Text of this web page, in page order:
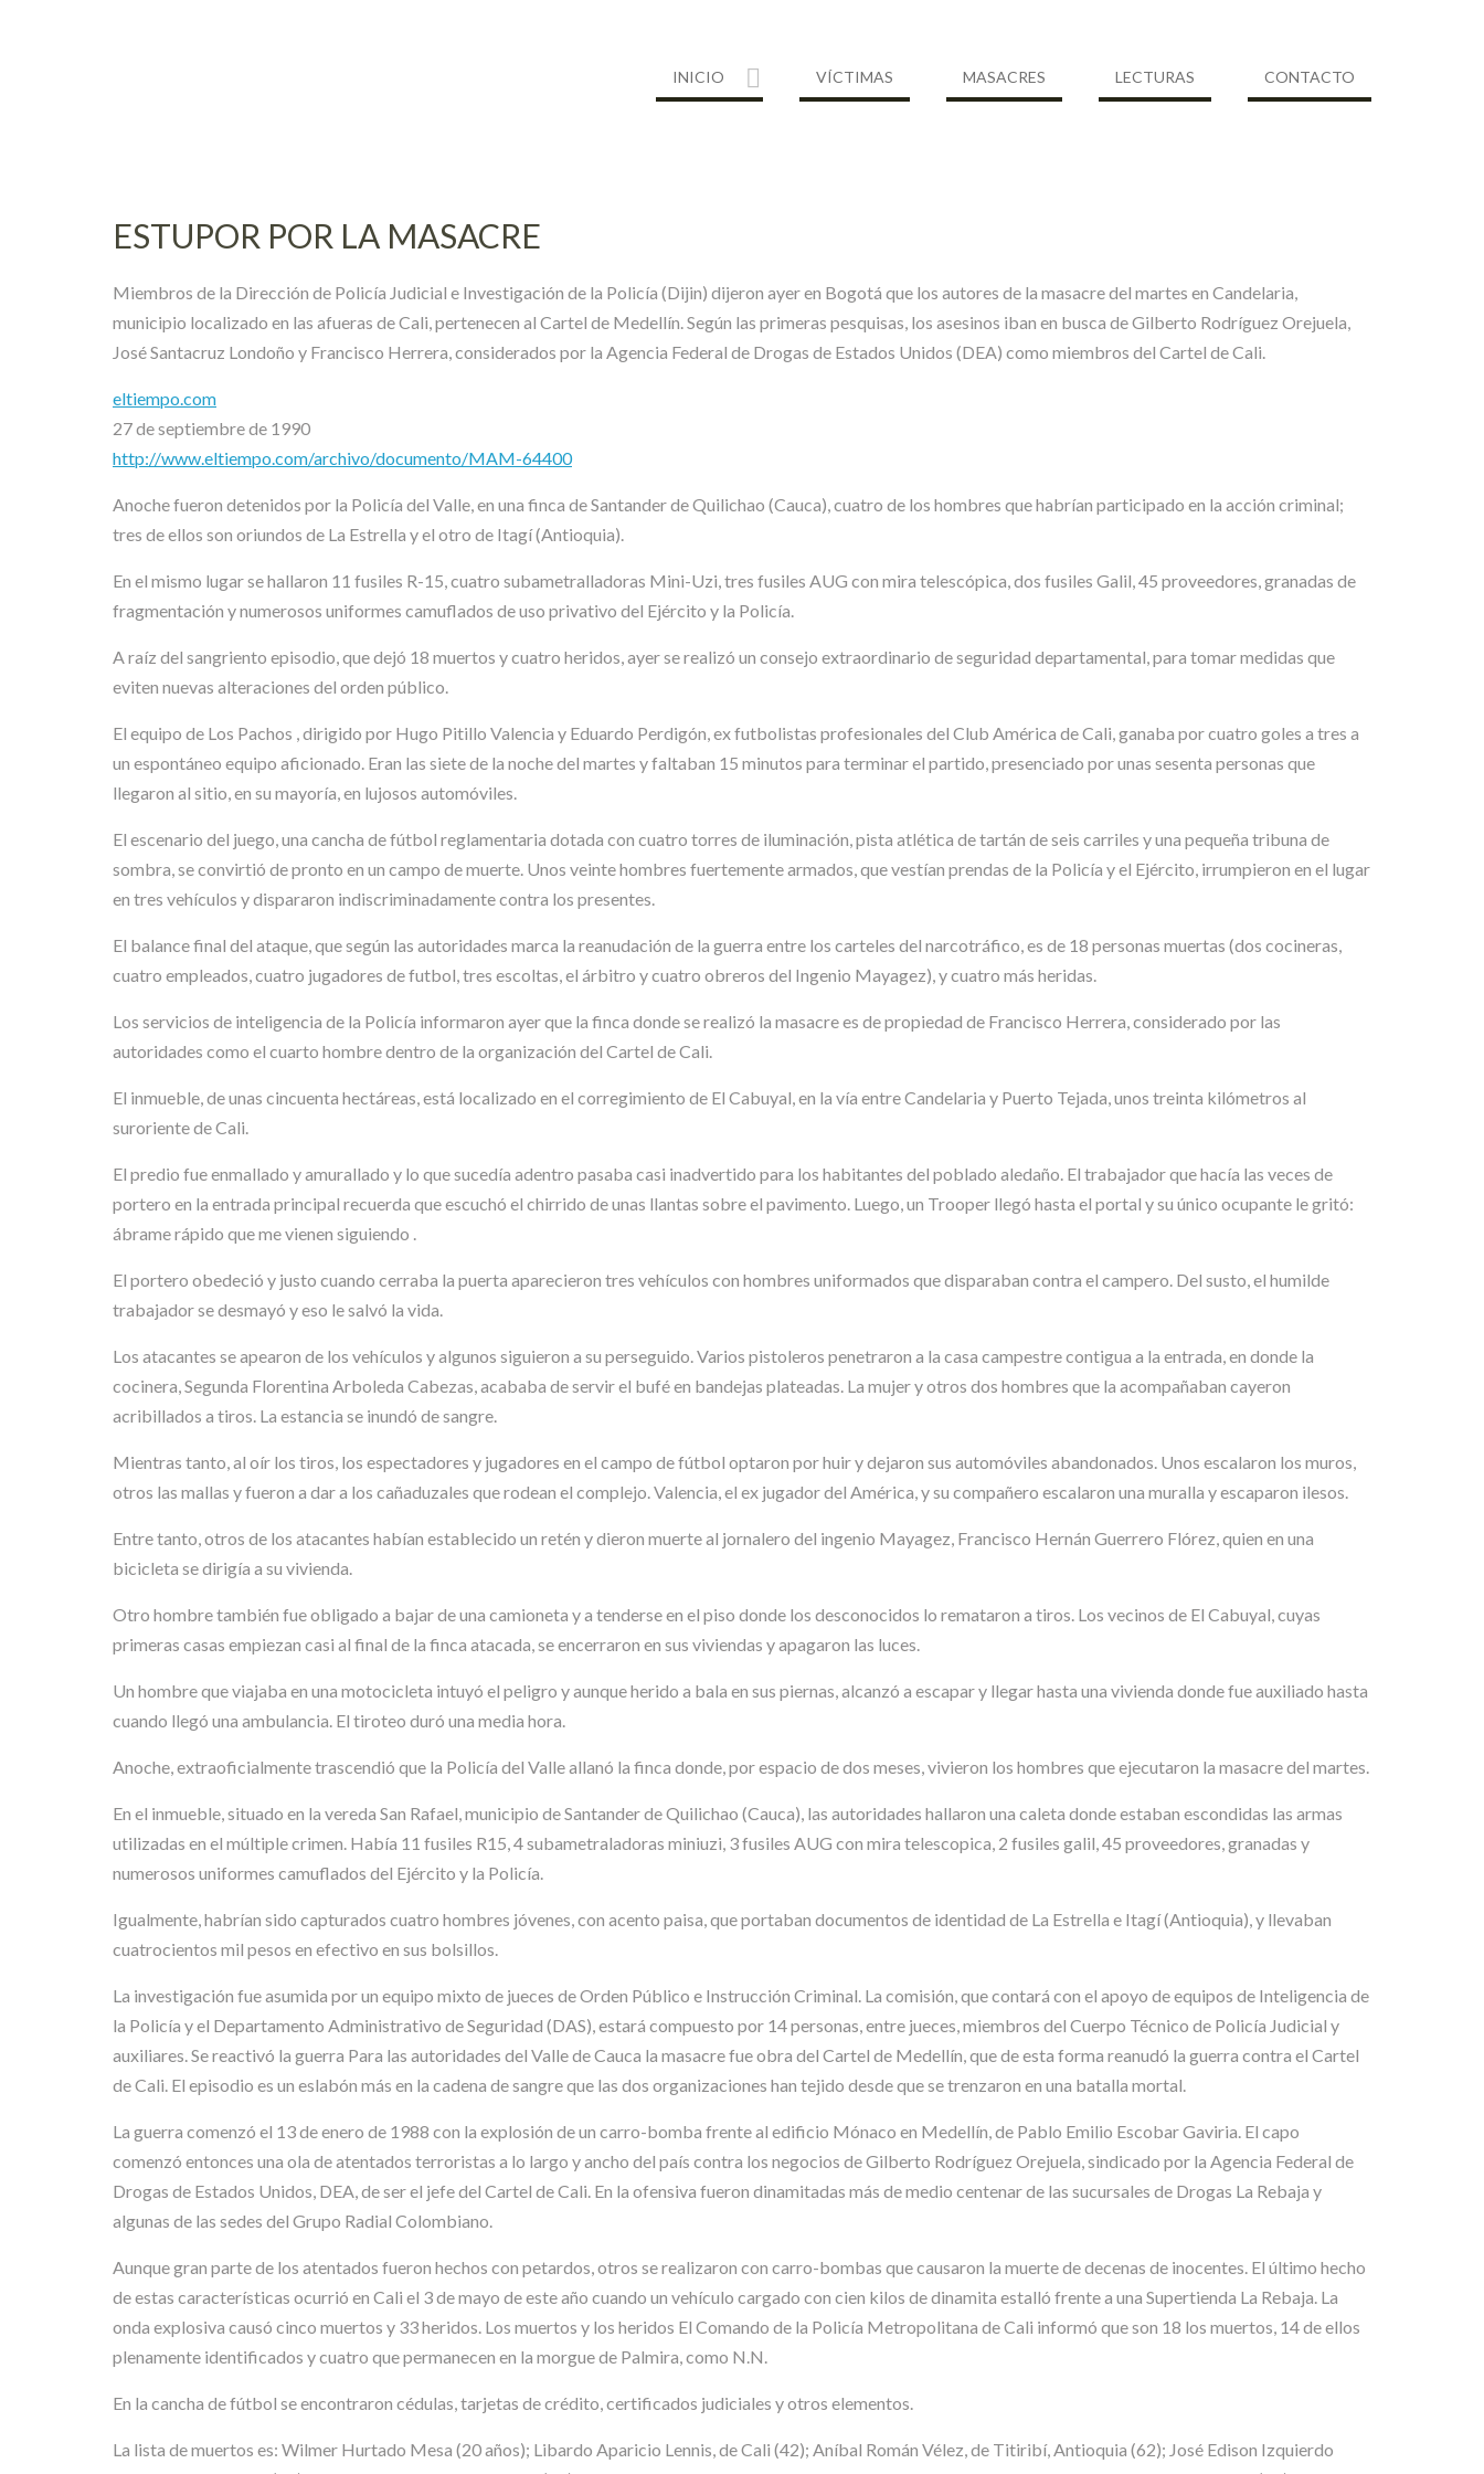
INICIO VÍCTIMAS MASACRES LECTURAS CONTACTO
ESTUPOR POR LA MASACRE
Miembros de la Dirección de Policía Judicial e Investigación de la Policía (Dijin) dijeron ayer en Bogotá que los autores de la masacre del martes en Candelaria,
municipio localizado en las afueras de Cali, pertenecen al Cartel de Medellín. Según las primeras pesquisas, los asesinos iban en busca de Gilberto Rodríguez Orejuela,
José Santacruz Londoño y Francisco Herrera, considerados por la Agencia Federal de Drogas de Estados Unidos (DEA) como miembros del Cartel de Cali.
eltiempo.com
27 de septiembre de 1990
http://www.eltiempo.com/archivo/documento/MAM-64400
Anoche fueron detenidos por la Policía del Valle, en una finca de Santander de Quilichao (Cauca), cuatro de los hombres que habrían participado en la acción criminal;
tres de ellos son oriundos de La Estrella y el otro de Itagí (Antioquia).
En el mismo lugar se hallaron 11 fusiles R-15, cuatro subametralladoras Mini-Uzi, tres fusiles AUG con mira telescópica, dos fusiles Galil, 45 proveedores, granadas de
fragmentación y numerosos uniformes camuflados de uso privativo del Ejército y la Policía.
A raíz del sangriento episodio, que dejó 18 muertos y cuatro heridos, ayer se realizó un consejo extraordinario de seguridad departamental, para tomar medidas que
eviten nuevas alteraciones del orden público.
El equipo de Los Pachos , dirigido por Hugo Pitillo Valencia y Eduardo Perdigón, ex futbolistas profesionales del Club América de Cali, ganaba por cuatro goles a tres a
un espontáneo equipo aficionado. Eran las siete de la noche del martes y faltaban 15 minutos para terminar el partido, presenciado por unas sesenta personas que
llegaron al sitio, en su mayoría, en lujosos automóviles.
El escenario del juego, una cancha de fútbol reglamentaria dotada con cuatro torres de iluminación, pista atlética de tartán de seis carriles y una pequeña tribuna de
sombra, se convirtió de pronto en un campo de muerte. Unos veinte hombres fuertemente armados, que vestían prendas de la Policía y el Ejército, irrumpieron en el lugar
en tres vehículos y dispararon indiscriminadamente contra los presentes.
El balance final del ataque, que según las autoridades marca la reanudación de la guerra entre los carteles del narcotráfico, es de 18 personas muertas (dos cocineras,
cuatro empleados, cuatro jugadores de futbol, tres escoltas, el árbitro y cuatro obreros del Ingenio Mayagez), y cuatro más heridas.
Los servicios de inteligencia de la Policía informaron ayer que la finca donde se realizó la masacre es de propiedad de Francisco Herrera, considerado por las
autoridades como el cuarto hombre dentro de la organización del Cartel de Cali.
El inmueble, de unas cincuenta hectáreas, está localizado en el corregimiento de El Cabuyal, en la vía entre Candelaria y Puerto Tejada, unos treinta kilómetros al
suroriente de Cali.
El predio fue enmallado y amurallado y lo que sucedía adentro pasaba casi inadvertido para los habitantes del poblado aledaño. El trabajador que hacía las veces de
portero en la entrada principal recuerda que escuchó el chirrido de unas llantas sobre el pavimento. Luego, un Trooper llegó hasta el portal y su único ocupante le gritó:
ábrame rápido que me vienen siguiendo .
El portero obedeció y justo cuando cerraba la puerta aparecieron tres vehículos con hombres uniformados que disparaban contra el campero. Del susto, el humilde
trabajador se desmayó y eso le salvó la vida.
Los atacantes se apearon de los vehículos y algunos siguieron a su perseguido. Varios pistoleros penetraron a la casa campestre contigua a la entrada, en donde la
cocinera, Segunda Florentina Arboleda Cabezas, acababa de servir el bufé en bandejas plateadas. La mujer y otros dos hombres que la acompañaban cayeron
acribillados a tiros. La estancia se inundó de sangre.
Mientras tanto, al oír los tiros, los espectadores y jugadores en el campo de fútbol optaron por huir y dejaron sus automóviles abandonados. Unos escalaron los muros,
otros las mallas y fueron a dar a los cañaduzales que rodean el complejo. Valencia, el ex jugador del América, y su compañero escalaron una muralla y escaparon ilesos.
Entre tanto, otros de los atacantes habían establecido un retén y dieron muerte al jornalero del ingenio Mayagez, Francisco Hernán Guerrero Flórez, quien en una
bicicleta se dirigía a su vivienda.
Otro hombre también fue obligado a bajar de una camioneta y a tenderse en el piso donde los desconocidos lo remataron a tiros. Los vecinos de El Cabuyal, cuyas
primeras casas empiezan casi al final de la finca atacada, se encerraron en sus viviendas y apagaron las luces.
Un hombre que viajaba en una motocicleta intuyó el peligro y aunque herido a bala en sus piernas, alcanzó a escapar y llegar hasta una vivienda donde fue auxiliado hasta
cuando llegó una ambulancia. El tiroteo duró una media hora.
Anoche, extraoficialmente trascendió que la Policía del Valle allanó la finca donde, por espacio de dos meses, vivieron los hombres que ejecutaron la masacre del martes.
En el inmueble, situado en la vereda San Rafael, municipio de Santander de Quilichao (Cauca), las autoridades hallaron una caleta donde estaban escondidas las armas
utilizadas en el múltiple crimen. Había 11 fusiles R15, 4 subametraladoras miniuzi, 3 fusiles AUG con mira telescopica, 2 fusiles galil, 45 proveedores, granadas y
numerosos uniformes camuflados del Ejército y la Policía.
Igualmente, habrían sido capturados cuatro hombres jóvenes, con acento paisa, que portaban documentos de identidad de La Estrella e Itagí (Antioquia), y llevaban
cuatrocientos mil pesos en efectivo en sus bolsillos.
La investigación fue asumida por un equipo mixto de jueces de Orden Público e Instrucción Criminal. La comisión, que contará con el apoyo de equipos de Inteligencia de
la Policía y el Departamento Administrativo de Seguridad (DAS), estará compuesto por 14 personas, entre jueces, miembros del Cuerpo Técnico de Policía Judicial y
auxiliares. Se reactivó la guerra Para las autoridades del Valle de Cauca la masacre fue obra del Cartel de Medellín, que de esta forma reanudó la guerra contra el Cartel
de Cali. El episodio es un eslabón más en la cadena de sangre que las dos organizaciones han tejido desde que se trenzaron en una batalla mortal.
La guerra comenzó el 13 de enero de 1988 con la explosión de un carro-bomba frente al edificio Mónaco en Medellín, de Pablo Emilio Escobar Gaviria. El capo
comenzó entonces una ola de atentados terroristas a lo largo y ancho del país contra los negocios de Gilberto Rodríguez Orejuela, sindicado por la Agencia Federal de
Drogas de Estados Unidos, DEA, de ser el jefe del Cartel de Cali. En la ofensiva fueron dinamitadas más de medio centenar de las sucursales de Drogas La Rebaja y
algunas de las sedes del Grupo Radial Colombiano.
Aunque gran parte de los atentados fueron hechos con petardos, otros se realizaron con carro-bombas que causaron la muerte de decenas de inocentes. El último hecho
de estas características ocurrió en Cali el 3 de mayo de este año cuando un vehículo cargado con cien kilos de dinamita estalló frente a una Supertienda La Rebaja. La
onda explosiva causó cinco muertos y 33 heridos. Los muertos y los heridos El Comando de la Policía Metropolitana de Cali informó que son 18 los muertos, 14 de ellos
plenamente identificados y cuatro que permanecen en la morgue de Palmira, como N.N.
En la cancha de fútbol se encontraron cédulas, tarjetas de crédito, certificados judiciales y otros elementos.
La lista de muertos es: Wilmer Hurtado Mesa (20 años); Libardo Aparicio Lennis, de Cali (42); Aníbal Román Vélez, de Titiribí, Antioquia (62); José Edison Izquierdo